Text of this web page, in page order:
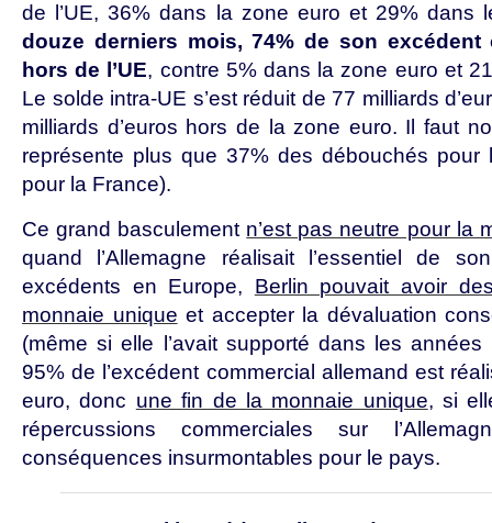
de l’UE, 36% dans la zone euro et 29% dans
douze derniers mois, 74% de son excédent
hors de l’UE, contre 5% dans la zone euro et
Le solde intra-UE s’est réduit de 77 milliards
milliards d’euros hors de la zone euro. Il faut
représente plus que 37% des débouchés pour
pour la France).
Ce grand basculement n’est pas neutre pour la
quand l’Allemagne réalisait l’essentiel de
excédents en Europe, Berlin pouvait avoir
monnaie unique et accepter la dévaluation
(même si elle l’avait supporté dans les années
95% de l’excédent commercial allemand est
euro, donc une fin de la monnaie unique, si
répercussions commerciales sur
conséquences insurmontables pour le pays.